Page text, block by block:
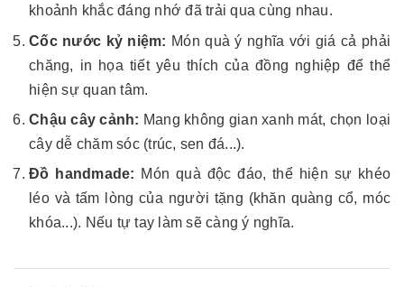
khoảnh khắc đáng nhớ đã trải qua cùng nhau.
Cốc nước kỷ niệm: Món quà ý nghĩa với giá cả phải
chăng, in họa tiết yêu thích của đồng nghiệp để thể
hiện sự quan tâm.
Chậu cây cảnh: Mang không gian xanh mát, chọn loại
cây dễ chăm sóc (trúc, sen đá...).
Đồ handmade: Món quà độc đáo, thể hiện sự khéo
léo và tấm lòng của người tặng (khăn quàng cổ, móc
khóa...). Nếu tự tay làm sẽ càng ý nghĩa.